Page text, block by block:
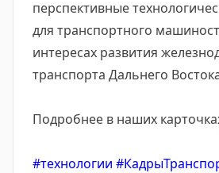
перспективные
для транспортного
интересах развития
транспорта Дальнего
Подробнее в наших
#технологии